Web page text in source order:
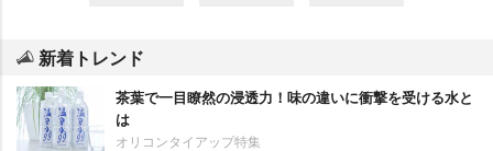
新着トレンド
茶葉で一目瞭然の浸透力！味の違いに衝撃を受ける水と
は
オリコンタイアップ特集